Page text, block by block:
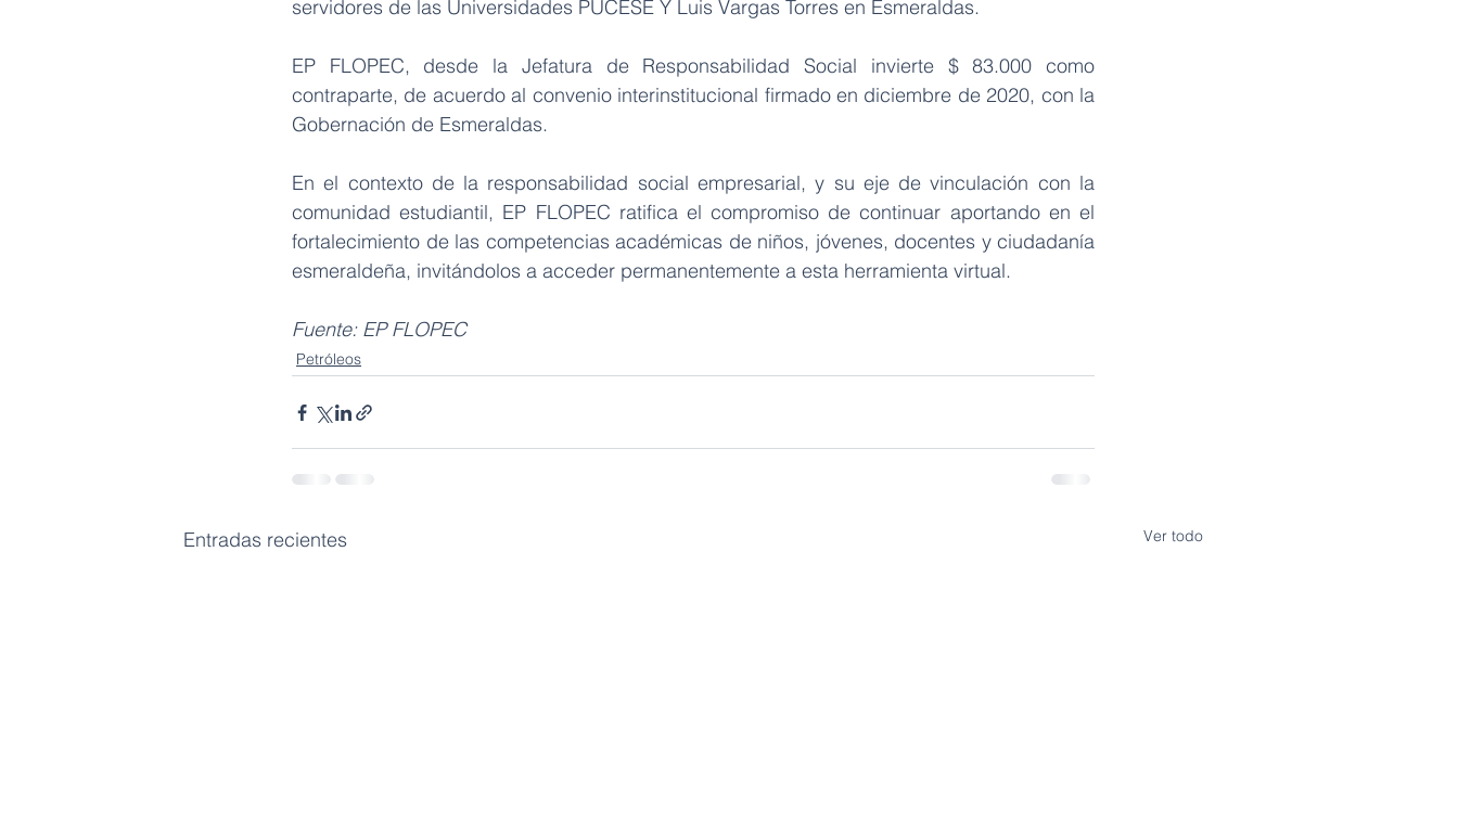
servidores de las Universidades PUCESE Y Luis Vargas Torres en Esmeraldas.
EP FLOPEC, desde la Jefatura de Responsabilidad Social invierte $ 83.000 como
contraparte, de acuerdo al convenio interinstitucional firmado en diciembre de 2020, con la
Gobernación de Esmeraldas.
En el contexto de la responsabilidad social empresarial, y su eje de vinculación con la
comunidad estudiantil, EP FLOPEC ratifica el compromiso de continuar aportando en el
fortalecimiento de las competencias académicas de niños, jóvenes, docentes y ciudadanía
esmeraldeña, invitándolos a acceder permanentemente a esta herramienta virtual.
Fuente: EP FLOPEC
Petróleos
Entradas recientes Ver todo